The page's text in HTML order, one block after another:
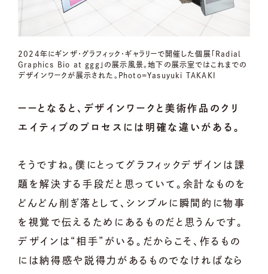
2024年にギンザ・グラフィック・ギャラリーで開催した個展「Radial
Graphics Bio at ggg」の展示風景。地下の展示室ではこれまでの
デザインワークが展示された。Photo=Yasuyuki TAKAKI
ーーとなると、デザインワークと美術作品のクリ
エイティブのプロセスには明確な違いがある。
そうですね。僕にとってグラフィックデザインは課
題を解決する手段だと思っていて。余計なものを
どんどん削ぎ落として、シンプルに瞬間的に物事
を視覚で伝えるためにあるものだと思うんです。
デザインは“相手”がいる。だからこそ、作るもの
には納得感や説得力があるものでなければなら